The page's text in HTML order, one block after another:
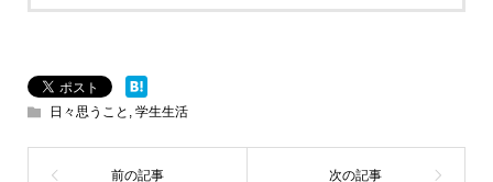
日々思うこと 学生生活